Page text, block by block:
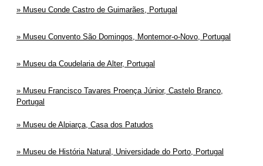
Museu Conde Castro de Guimarães, Portugal
Museu Convento São Domingos, Montemor-o-Novo, Portugal
Museu da Coudelaria de Alter, Portugal
Museu Francisco Tavares Proença Júnior, Castelo Branco,
Portugal
Museu de Alpiarça, Casa dos Patudos
Museu de História Natural, Universidade do Porto, Portugal